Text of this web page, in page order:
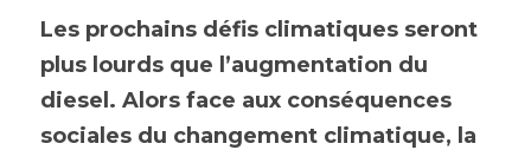
Les prochains défis climatiques seront
plus lourds que l’augmentation du
diesel. Alors face aux conséquences
sociales du changement climatique, la